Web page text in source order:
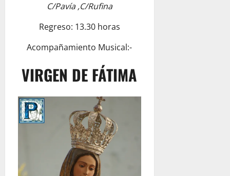
C/Pavía ,C/Rufina
Regreso: 13.30 horas
Acompañamiento Musical:-
VIRGEN DE FÁTIMA